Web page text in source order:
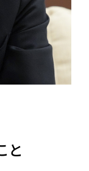
と